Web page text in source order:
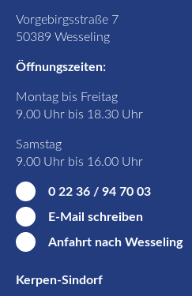
Vorgebirgsstraße 7
50389 Wesseling
Öffnungszeiten:
Montag bis Freitag
9.00 Uhr bis 18.30 Uhr
Samstag
9.00 Uhr bis 16.00 Uhr
0 22 36 / 94 70 03
E-Mail schreiben
Anfahrt nach Wesseling
Kerpen-Sindorf